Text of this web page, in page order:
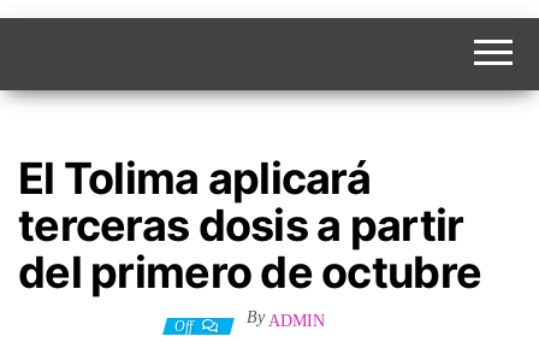
El Tolima aplicará
terceras dosis a partir
del primero de octubre
Off By ADMIN